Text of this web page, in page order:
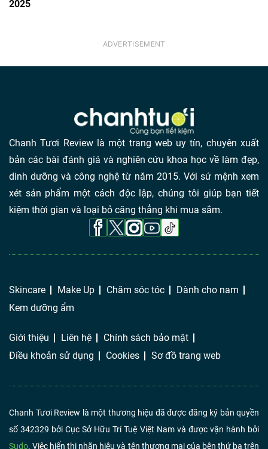
2025
Chanh Tươi Review là một trang web uy tín, chuyên xuất
bản các bài đánh giá và nghiên cứu khoa học về làm đẹp,
dinh dưỡng và công nghệ từ năm 2015. Với sứ mệnh xem
xét sản phẩm một cách độc lập, chúng tôi giúp bạn tiết
kiệm thời gian và loại bỏ căng thẳng khi mua sắm.
Skincare Make Up Chăm sóc tóc
Dành cho nam
Kem dưỡng ẩm
Giới thiệu Liên hệ
Chính sách bảo mật
Điều khoản sử dụng
Cookies Sơ đồ trang web
Chanh Tươi Review là một thương hiệu đã được đăng ký bản quyền
số 342329 bởi Cục Sở Hữu Trí Tuệ Việt Nam và được vận hành bởi
Sudo. Việc hiển thị nhãn hiệu và tên thương mại của bên thứ ba trên